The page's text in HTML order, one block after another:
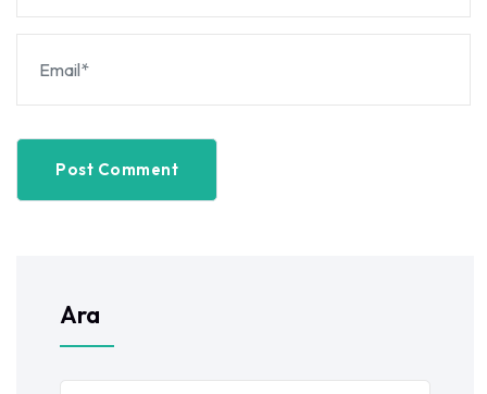
Post Comment
Ara